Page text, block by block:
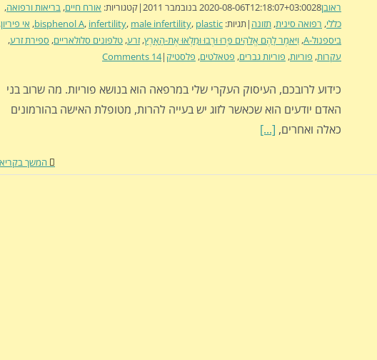
ראובן 2020-08-06T12:18:07+03:0028 בנובמבר 2011 |קטגוריות: אורח חיים, בריאות ורפואה,
כללי, רפואה סינית, תזונה |תגיות: bisphenol A, infertility, male infertility, plastic
, אי פיריון,
ביספנול-A , וַיֹּאמֶר לָהֶם אֱלֹהִים פְּרוּ וּרְבוּ וּמִלְאוּ אֶת-הָאָרֶץ,זרע, טלפונים סלולאריים, ספירת זרע,
עקרות, פוריות, פוריות גברים, פטאלטים, פלסטיק |
14 Comments
כידוע לרובכם, העיסוק העקרי שלי במרפאה הוא בנושא פוריות. מה שרוב בני
האדם יודעים הוא שכאשר לזוג יש בעייה להרות, מטופלת האישה בהורמונים
כאלה ואחרים, [...]
המשך